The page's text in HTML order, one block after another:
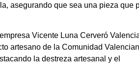
asegurando que sea una pieza que
Vicente Luna Cerveró
artesano de la Comunidad
la destreza artesanal y el